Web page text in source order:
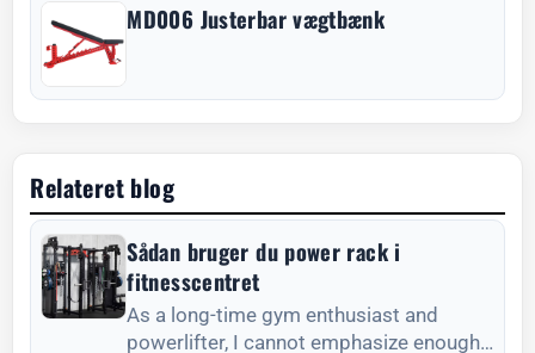
MD006 Justerbar vægtbænk
Relateret blog
Sådan bruger du power rack i
fitnesscentret
As a long-time gym enthusiast and
powerlifter, I cannot emphasize enough